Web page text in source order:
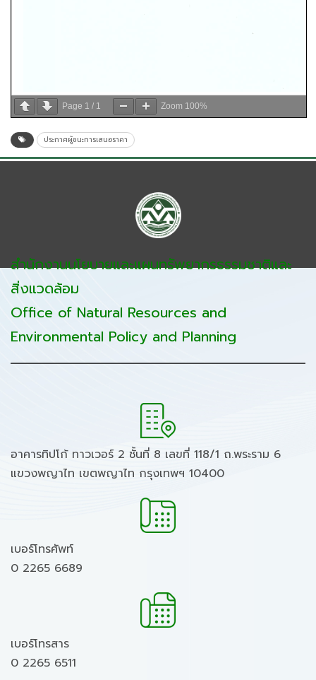
Page 1 / 1 Zoom 100%
ประกาศผู้ชนะการเสนอราคา
สำนักงานนโยบายและแผนทรัพยากรธรรมชาติและ
สิ่งแวดล้อม
Office of Natural Resources and
Environmental Policy and Planning
อาคารทิปโก้ ทาวเวอร์ 2 ชั้นที่ 8 เลขที่ 118/1 ถ.พระราม 6
แขวงพญาไท เขตพญาไท กรุงเทพฯ 10400
เบอร์โทรศัพท์
0 2265 6689
เบอร์โทรสาร
0 2265 6511